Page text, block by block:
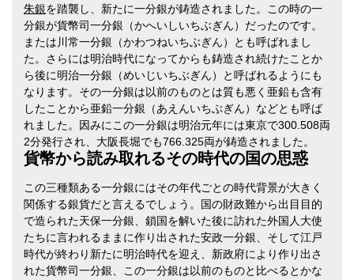
朱銀を踏襲し、新たに一分銀が鋳造されました。この時の一
分銀が貨幣司一分銀（かへいしいちぶぎん）だったのです。
または川常一分銀（かわつねいちぶぎん）とも呼ばれまし
た。さらには明治時代になってからも鋳造され続けたことか
ら後に明治一分銀（めいじいちぶぎん）と呼ばれるようにも
なります。その一分銀は以前のものとは質も悪く亜鉛も含有
したことから亜鉛一分銀（あえんいちぶぎん）などとも呼ば
れました。因みにこの一分銀は明治元年には東京で300.508両
2分発行され、大阪長堀でも766.325両が鋳造されました。
貨幣から読み取れるその時代の国の思惑
この三種類ある一分銀にはその年代ごとの時代背景が大きく
関係する銀貨だと言えるでしょう。国の財政難から出目目的
で造られた天保一分銀、鎖国を解いた後に訪れた外国人大使
たちに言われるままに作り出された安政一分銀、そして江戸
時代が終わり新たに明治時代を迎え、新政府により作り出さ
れた貨幣司一分銀、この一分銀は以前のものと比べるとかな